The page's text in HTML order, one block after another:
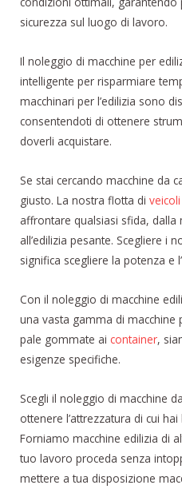
sicurezza sul luogo di lavoro.
Il noleggio di macchine per
intelligente per risparmiare
macchinari per l’edilizia sono
consentendoti di ottenere
doverli acquistare.
Se stai cercando macchine da
giusto. La nostra flotta di veicoli
affrontare qualsiasi sfida,
all’edilizia pesante. Scegliere i
significa scegliere la potenza e
Con il noleggio di macchine
una vasta gamma di macchine
pale gommate ai container,
esigenze specifiche.
Scegli il noleggio di macchine
ottenere l’attrezzatura di cui
Forniamo macchine edilizia di
tuo lavoro proceda senza
mettere a tua disposizione